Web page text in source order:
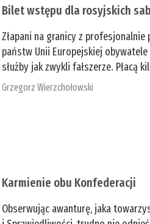
Bilet wstępu dla rosyjskich
Złapani na granicy z
państw Unii Europejskiej
służby jak zwykli fałszerze. Płacą
Grzegorz Wierzchołowski
Karmienie obu Konfederacji
Obserwując awanturę, jaka